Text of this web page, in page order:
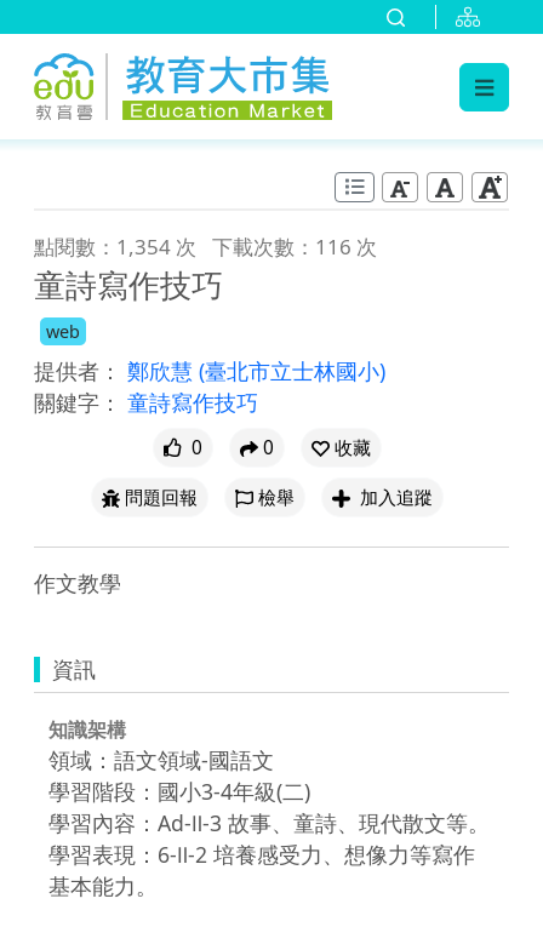
點閱數：1,354 次 下載次數：116 次
童詩寫作技巧
web
提供者： 鄭欣慧 (臺北市立士林國小)
關鍵字： 童詩寫作技巧
0 0
收藏
問題回報
檢舉 加入追蹤
作文教學
資訊
知識架構
領域：語文領域-國語文
學習階段：國小3-4年級(二)
學習內容：Ad-Ⅱ-3 故事、童詩、現代散文等。
學習表現：6-Ⅱ-2 培養感受力、想像力等寫作
基本能力。